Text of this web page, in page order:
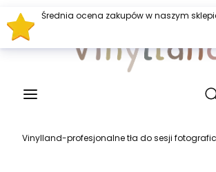
Vinylland-profesjonalne tła do sesji
Średnia ocena zakupów w naszym